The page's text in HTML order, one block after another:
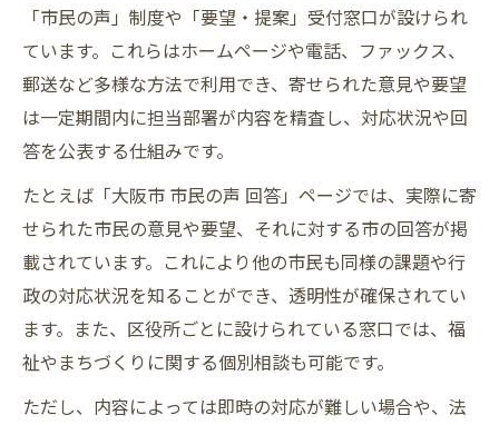
「市民の声」制度や「要望・提案」受付窓口が設けられ
ています。これらはホームページや電話、ファックス、
郵送など多様な方法で利用でき、寄せられた意見や要望
は一定期間内に担当部署が内容を精査し、対応状況や回
答を公表する仕組みです。
たとえば「大阪市 市民の声 回答」ページでは、実際に寄
せられた市民の意見や要望、それに対する市の回答が掲
載されています。これにより他の市民も同様の課題や行
政の対応状況を知ることができ、透明性が確保されてい
ます。また、区役所ごとに設けられている窓口では、福
祉やまちづくりに関する個別相談も可能です。
ただし、内容によっては即時の対応が難しい場合や、法